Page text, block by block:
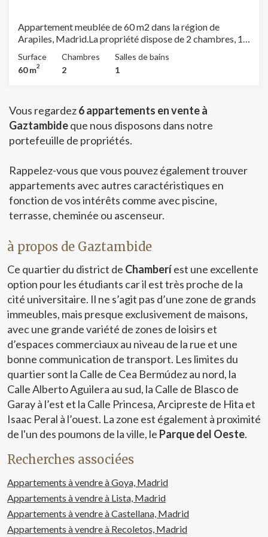
est également possible de louer une place de parking
dans la même rue. Une propriété lumineuse et prête à
plus prisés de Madrid.
Appartement meublée de 60 m2 dans la région de
Arapiles, Madrid.La propriété dispose de 2 chambres, 1
chauffage et concierge.
Surface
60 m2
Chambres
2
Salles de bains
1
Vous regardez6 appartements en vente à
Gaztambideque nous disposons dans notre
portefeuille de propriétés.
Rappelez-vous que vous pouvez également trouver
appartements avec autres caractéristiques en
fonction de vos intérêts comme avec piscine,
terrasse, cheminée ou ascenseur.
à propos de Gaztambide
Ce quartier du district de Chamberíest une excellente
option pour les étudiants car il est très proche de la
cité universitaire. Il ne s’agit pas d’une zone de grands
immeubles, mais presque exclusivement de maisons,
avec une grande variété de zones de loisirs et
d’espaces commerciaux au niveau de la rue et une
bonne communication de transport. Les limites du
quartier sont la Calle de Cea Bermúdez au nord, la
Calle Alberto Aguilera au sud, la Calle de Blasco de
Garay à l’est et la Calle Princesa, Arcipreste de Hita et
Isaac Peral à l’ouest. La zone est également à proximité
de l'un des poumons de la ville, le Parque del Oeste.
Recherches associées
Appartements à vendre à Goya, Madrid
Appartements à vendre à Lista, Madrid
Appartements à vendre à Castellana, Madrid
Appartements à vendre à Recoletos, Madrid